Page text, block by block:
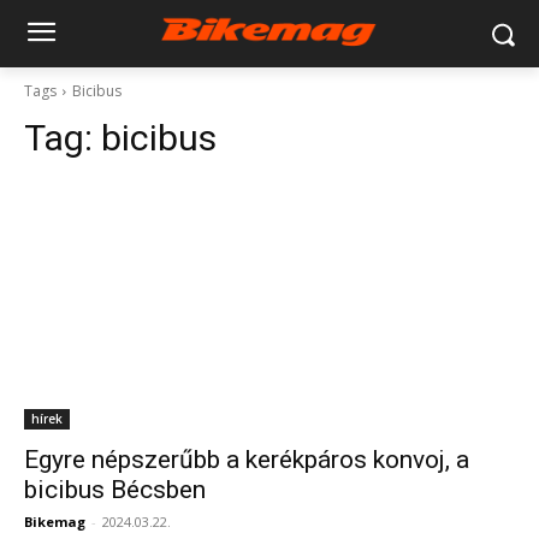
Tags Bicibus
Tag: bicibus
hírek
Egyre népszerűbb a kerékpáros konvoj, a
bicibus Bécsben
Bikemag - 2024.03.22.